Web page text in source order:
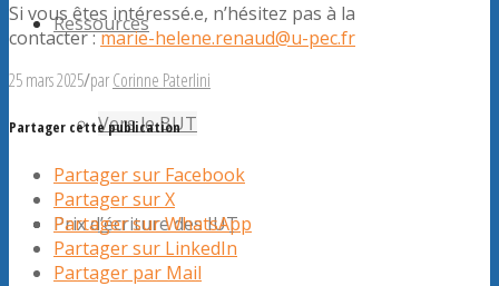
Ressources
Vers le BUT
Prix d’écriture des IUT
Si vous êtes intéressé.e, n’hésitez pas à la
contacter :marie-helene.renaud@u-pec.fr
25 mars 2025/parCorinne Paterlini
Partager cette publication
Partager sur Facebook
Partager sur X
Partager sur WhatsApp
Partager sur LinkedIn
Partager par Mail